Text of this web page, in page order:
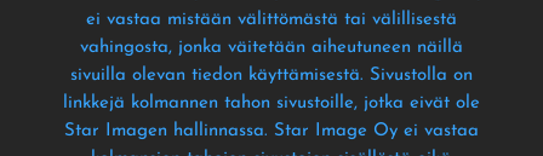
ei vastaa mistään välittömästä tai välillisestä
vahingosta, jonka väitetään aiheutuneen näillä
sivuilla olevan tiedon käyttämisestä. Sivustolla on
linkkejä kolmannen tahon sivustoille, jotka eivät ole
Star Imagen hallinnassa. Star Image Oy ei vastaa